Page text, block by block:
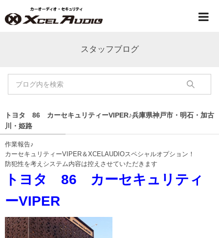
スタッフブログ
トヨタ 86 カーセキュリティーVIPER♪兵庫県神戸市・明石・加古
川・姫路
作業報告♪
カーセキュリティーVIPER＆XCELAUDIOスペシャルオプション！
防犯性を考えシステム内容は控えさせていただきます
トヨタ 86 カーセキュリティ
ーVIPER